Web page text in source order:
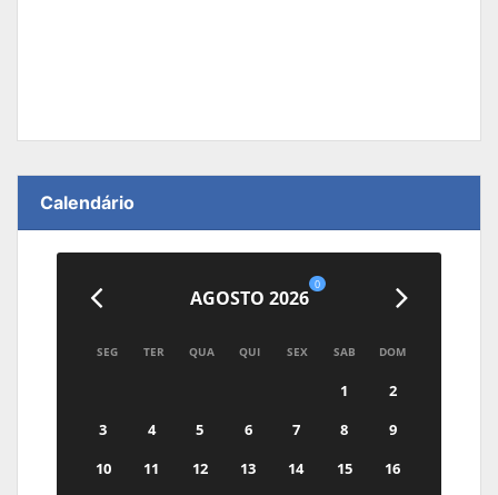
Calendário
AGOSTO 2026
0
SEG TER QUA QUI SEX SAB DOM
1
2
3
4 5 6 7 8
9
10
11 12 13 14 15
16